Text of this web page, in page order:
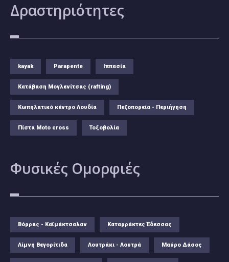
Δραστηριότητες
kayak Parapente Ιππασία
Κατάβαση Μογλενίτσας (rafting)
Κωπηλατικό κέντρο Λουδία Πεζοπορεία - Περιήγηση
Πίστα Moto cross Τοξοβολία
Φυσικές Ομορφιές
Βόρρας - Καϊμάκτσαλαν Καταρράκτες Έδεσσας
Λίμνη Βεγορίτιδα Λουτράκι - Λουτρά Μαύρο Δάσος